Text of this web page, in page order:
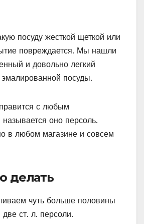
посуду жесткой щеткой или
повреждается. Мы нашли
и довольно легкий
эмалированной посуды.
с любым
называется оно персоль.
в любом магазине и совсем
делать
чуть больше половины
ст. л. персоли.